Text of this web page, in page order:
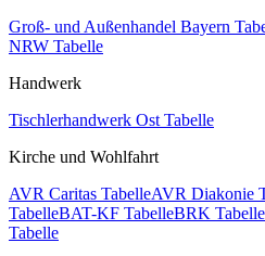
Groß- und Außenhandel Bayern
NRW Tabelle
Handwerk
Tischlerhandwerk Ost Tabelle
Kirche und Wohlfahrt
AVR Caritas TabelleAVR Diakonie
TabelleBAT-KF TabelleBRK Tabelle
Tabelle